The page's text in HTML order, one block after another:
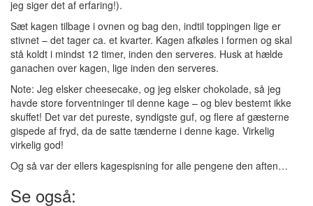
jeg siger det af erfaring!).
Sæt kagen tilbage i ovnen og bag den, indtil toppingen lige er
stivnet – det tager ca. et kvarter. Kagen afkøles i formen og skal
stå koldt i mindst 12 timer, inden den serveres. Husk at hælde
ganachen over kagen, lige inden den serveres.
Note: Jeg elsker cheesecake, og jeg elsker chokolade, så jeg
havde store forventninger til denne kage – og blev bestemt ikke
skuffet! Det var det pureste, syndigste guf, og flere af gæsterne
gispede af fryd, da de satte tænderne i denne kage. Virkelig
virkelig god!
Og så var der ellers kagespisning for alle pengene den aften…
Se også: